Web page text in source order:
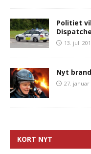
Politiet
13. juli
Nyt
27. januar
KORT NYT